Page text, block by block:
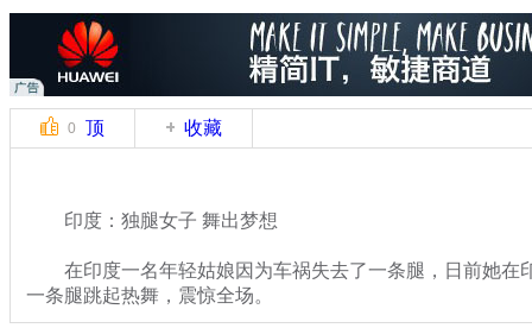
0 顶 收藏
印度：独腿女子 舞出梦想
在印度一名年轻姑娘因为车祸失去了一条腿，日前她在
一条腿跳起热舞，震惊全场。